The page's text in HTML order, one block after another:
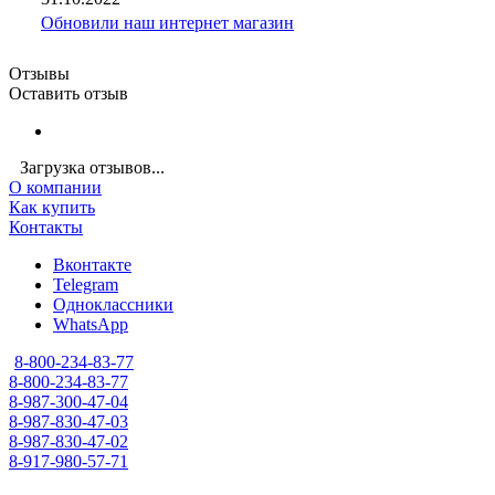
Обновили наш интернет магазин
Отзывы
Оставить отзыв
Загрузка отзывов...
О компании
Как купить
Контакты
Вконтакте
Telegram
Одноклассники
WhatsApp
8-800-234-83-77
8-800-234-83-77
8-987-300-47-04
8-987-830-47-03
8-987-830-47-02
8-917-980-57-71